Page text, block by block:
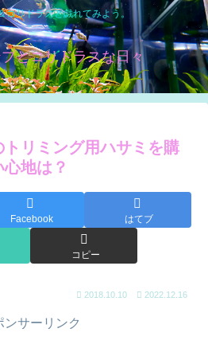
コリドラスと戯れてみよう。
とコリドラスな日々
リミング用ハサミを購
地は？
Facebook はてブ
コピー
2018.10.10 2022.12.16
ンサーリンク